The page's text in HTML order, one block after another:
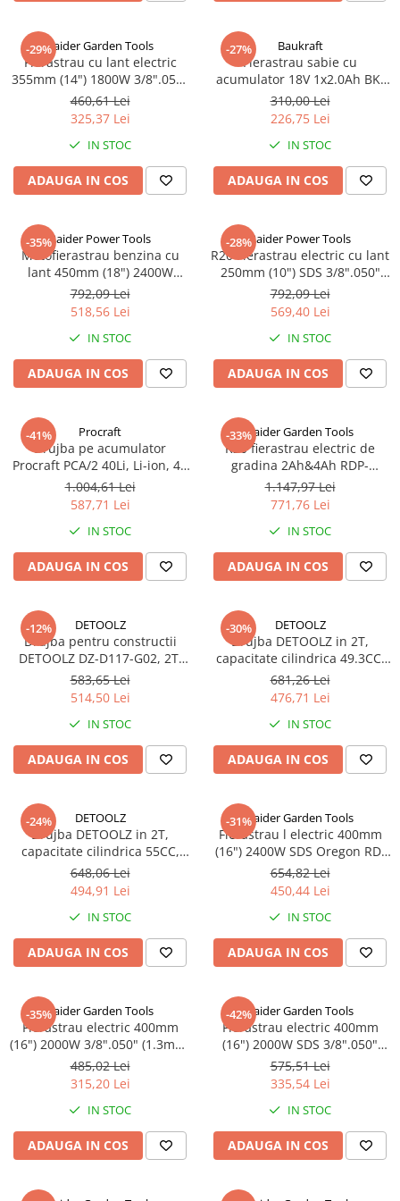
Truse de lipit PPR
Ventuze cu brate pentru transport
Vibratoare beton
Uscatoare de rufe
Masini de facut paine
Pachete electrocasnice
incorporabile
Seturi oale
SANDWICH MAKER
Storcatoare de fructe
Televizoare
-29%Raider Garden Tools
Fierastrau cu lant electric
355mm (14") 1800W 3/8".050"
(1.3mm) 52 RD-ECS21
460,61 Lei
325,37 Lei
IN STOC
ADAUGA IN COS
-27% Baukraft
Fierastrau sabie cu
acumulator 18V 1x2.0Ah BK-
CRS33 Set, 050601
310,00 Lei
226,75 Lei
IN STOC
ADAUGA IN COS
-35%Raider Power Tools
Motofierastrau benzina cu
lant 450mm (18") 2400W
.325".058" (1.5mm) 72 RDP-
GCS26
792,09 Lei
518,56 Lei
IN STOC
ADAUGA IN COS
-28%Raider Power Tools
R20 Fierastrau electric cu lant
250mm (10") SDS 3/8".050"
(1.3mm) 40 20V 3Ah 1h RDP-
SCS20 Set
792,09 Lei
569,40 Lei
IN STOC
ADAUGA IN COS
-41% Procraft
Drujba pe acumulator
Procraft PCA/2 40Li, Li-ion, 40
V, 4.0 Ah, 11000 rotatii,
Brushless
1.004,61 Lei
587,71 Lei
IN STOC
ADAUGA IN COS
-33%Raider Garden Tools
R20 fierastrau electric de
gradina 2Ah&4Ah RDP-
SBGP20 Set
1.147,97 Lei
771,76 Lei
IN STOC
ADAUGA IN COS
-12% DETOOLZ
Drujba pentru constructii
DETOOLZ DZ-D117-G02, 2T,
25CC, 1.2CP, 11.000 rpm
583,65 Lei
514,50 Lei
IN STOC
ADAUGA IN COS
-30% DETOOLZ
Drujba DETOOLZ in 2T,
capacitate cilindrica 49.3CC,
putere 2.5CP / 1.9 kW, turatie
8500 rpm, euro V, DZ-D119-
S001-G01
681,26 Lei
476,71 Lei
IN STOC
ADAUGA IN COS
-24% DETOOLZ
Drujba DETOOLZ in 2T,
capacitate cilindrica 55CC,
putere 2.9CP / 2,2kW, la
sfoara + super easy start
648,06 Lei
494,91 Lei
IN STOC
ADAUGA IN COS
-31%Raider Garden Tools
Fierastrau l electric 400mm
(16") 2400W SDS Oregon RD-
ECS20X Raider Garden Tools
654,82 Lei
450,44 Lei
IN STOC
ADAUGA IN COS
-35%Raider Garden Tools
Fierastrau electric 400mm
(16") 2000W 3/8".050" (1.3mm)
57 RD-ECS22 Raider Garden
Tools
485,02 Lei
315,20 Lei
IN STOC
ADAUGA IN COS
-42%Raider Garden Tools
Fierastrau electric 400mm
(16") 2000W SDS 3/8".050"
(1.3mm) 57 RD-ECS23
575,51 Lei
335,54 Lei
IN STOC
ADAUGA IN COS